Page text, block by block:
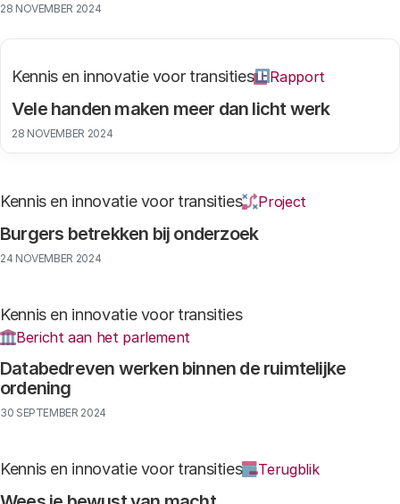
28 NOVEMBER 2024
Vele handen maken meer dan licht werk
Kennis en innovatie voor transities Rapport
28 NOVEMBER 2024
Burgers betrekken bij onderzoek
Kennis en innovatie voor transities Project
24 NOVEMBER 2024
Databedreven werken binnen de ruimtelijke
ordening
Kennis en innovatie voor transities
Bericht aan het parlement
30 SEPTEMBER 2024
Kennis en innovatie voor transities Terugblik